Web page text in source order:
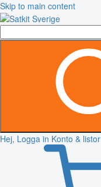
Skip to main content
Hej, Logga in Konto & listor